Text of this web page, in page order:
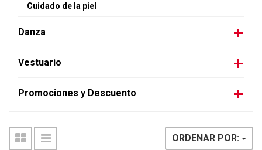
Cuidado de la piel
Danza
Vestuario
Promociones y Descuento
ORDENAR POR: